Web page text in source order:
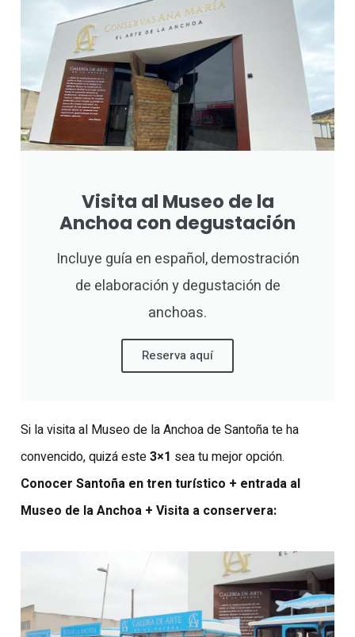
Visita al Museo de la
Anchoa con degustación
Incluye guía en español, demostración
de elaboración y degustación de
anchoas.
Reserva aquí
Si la visita al Museo de la Anchoa de Santoña te ha
convencido, quizá este3×1 sea tu mejor opción.
Conocer Santoña en tren turístico + entrada al
Museo de la Anchoa + Visita a conservera: